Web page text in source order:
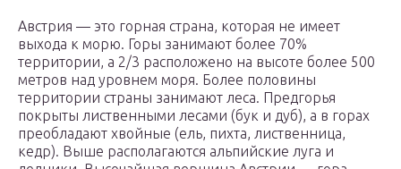
Австрия — это горная страна, которая не имеет
выхода к морю. Горы занимают более 70%
территории, а 2/3 расположено на высоте более 500
метров над уровнем моря. Более половины
территории страны занимают леса. Предгорья
покрыты лиственными лесами (бук и дуб), а в горах
преобладают хвойные (ель, пихта, лиственница,
кедр). Выше располагаются альпийские луга и